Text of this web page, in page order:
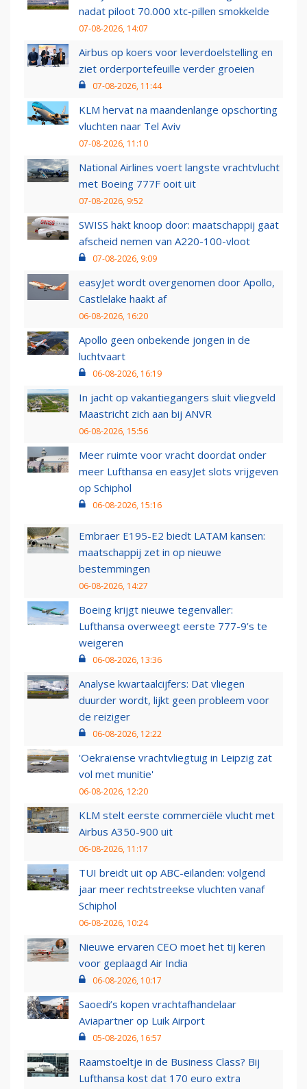
nadat piloot 70.000 xtc-pillen smokkelde
07-08-2026, 14:07
Airbus op koers voor leverdoelstelling en
ziet orderportefeuille verder groeien
07-08-2026, 11:44
KLM hervat na maandenlange opschorting
vluchten naar Tel Aviv
07-08-2026, 11:10
National Airlines voert langste vrachtvlucht
met Boeing 777F ooit uit
07-08-2026, 9:52
SWISS hakt knoop door: maatschappij gaat
afscheid nemen van A220-100-vloot
07-08-2026, 9:09
easyJet wordt overgenomen door Apollo,
Castlelake haakt af
06-08-2026, 16:20
Apollo geen onbekende jongen in de
luchtvaart
06-08-2026, 16:19
In jacht op vakantiegangers sluit vliegveld
Maastricht zich aan bij ANVR
06-08-2026, 15:56
Meer ruimte voor vracht doordat onder
meer Lufthansa en easyJet slots vrijgeven
op Schiphol
06-08-2026, 15:16
Embraer E195-E2 biedt LATAM kansen:
maatschappij zet in op nieuwe
bestemmingen
06-08-2026, 14:27
Boeing krijgt nieuwe tegenvaller:
Lufthansa overweegt eerste 777-9’s te
weigeren
06-08-2026, 13:36
Analyse kwartaalcijfers: Dat vliegen
duurder wordt, lijkt geen probleem voor
de reiziger
06-08-2026, 12:22
'Oekraïense vrachtvliegtuig in Leipzig zat
vol met munitie'
06-08-2026, 12:20
KLM stelt eerste commerciële vlucht met
Airbus A350-900 uit
06-08-2026, 11:17
TUI breidt uit op ABC-eilanden: volgend
jaar meer rechtstreekse vluchten vanaf
Schiphol
06-08-2026, 10:24
Nieuwe ervaren CEO moet het tij keren
voor geplaagd Air India
06-08-2026, 10:17
Saoedi’s kopen vrachtafhandelaar
Aviapartner op Luik Airport
05-08-2026, 16:57
Raamstoeltje in de Business Class? Bij
Lufthansa kost dat 170 euro extra